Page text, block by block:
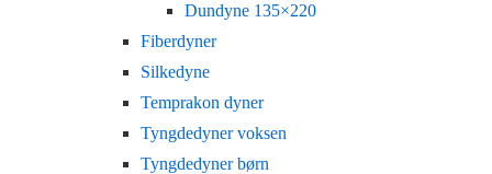
Dundyne 135×220
Fiberdyner
Silkedyne
Temprakon dyner
Tyngdedyner voksen
Tyngdedyner børn